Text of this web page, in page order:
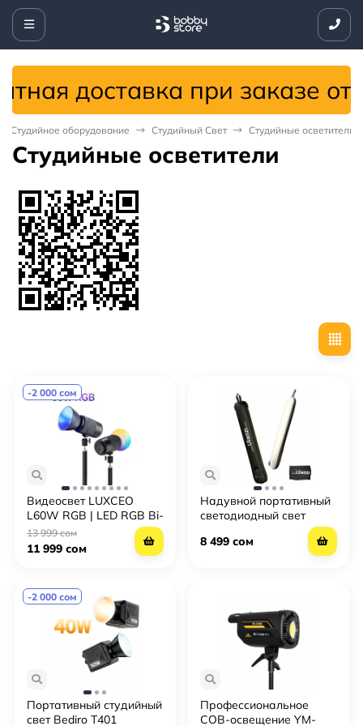
доставка при заказе от
Студийное оборудование Студийный Свет Студийные осветители
Студийные осветители
-2 000 сом
Видеосвет LUXCEO
L60W RGB | LED RGB Bi-
Color 2500K–6500K, 60
Вт, студийный свет для
13 999 сом
11 999 сом
Надувной портативный
светодиодный свет
Ulanzi UA12 Air Tube
Light (12W)
8 499 сом
-2 000 сом
Портативный студийный
свет Bediro T401
Профессиональное
COB-освещение YM-